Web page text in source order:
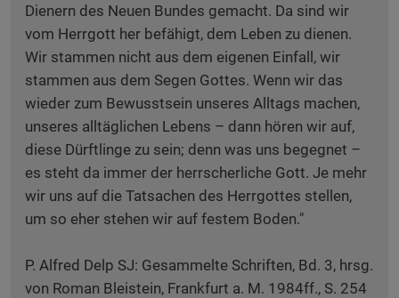
Dienern des Neuen Bundes gemacht. Da sind wir
vom Herrgott her befähigt, dem Leben zu dienen.
Wir stammen nicht aus dem eigenen Einfall, wir
stammen aus dem Segen Gottes. Wenn wir das
wieder zum Bewusstsein unseres Alltags machen,
unseres alltäglichen Lebens – dann hören wir auf,
diese Dürftlinge zu sein; denn was uns begegnet –
es steht da immer der herrscherliche Gott. Je mehr
wir uns auf die Tatsachen des Herrgottes stellen,
um so eher stehen wir auf festem Boden."
P. Alfred Delp SJ: Gesammelte Schriften, Bd. 3, hrsg.
von Roman Bleistein, Frankfurt a. M. 1984ff., S. 254